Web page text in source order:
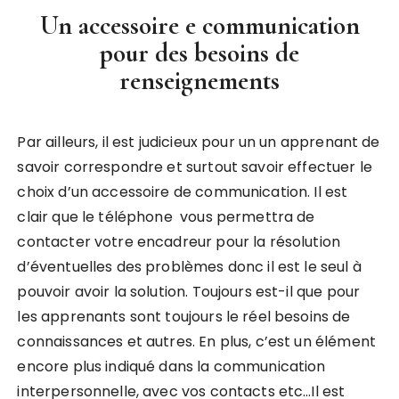
Un accessoire e communication
pour des besoins de
renseignements
Par ailleurs, il est judicieux pour un un apprenant de
savoir correspondre et surtout savoir effectuer le
choix d’un accessoire de communication. Il est
clair que le téléphone vous permettra de
contacter votre encadreur pour la résolution
d’éventuelles des problèmes donc il est le seul à
pouvoir avoir la solution. Toujours est-il que pour
les apprenants sont toujours le réel besoins de
connaissances et autres. En plus, c’est un élément
encore plus indiqué dans la communication
interpersonnelle, avec vos contacts etc…Il est